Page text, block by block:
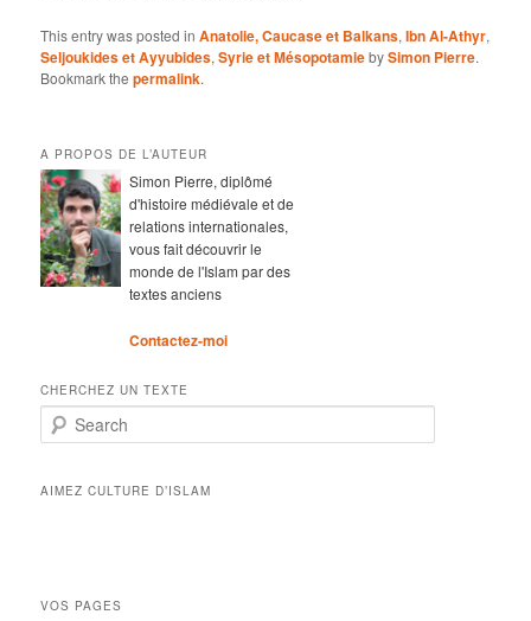
This entry was posted inAnatolie, Caucase et Balkans,Ibn Al-Athyr,
Seljoukides et Ayyubides,Syrie et MésopotamiebySimon Pierre.
Bookmark thepermalink.
A PROPOS DE L’AUTEUR
Simon Pierre, diplômé
d'histoire médiévale et de
relations internationales,
vous fait découvrir le
monde de l'Islam par des
textes anciens
Contactez-moi
CHERCHEZ UN TEXTE
Search
AIMEZ CULTURE D’ISLAM
VOS PAGES